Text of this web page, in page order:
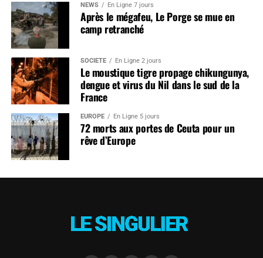
NEWS En Ligne 7 jours
Après le mégafeu, Le Porge se mue en
camp retranché
SOCIÉTÉ En Ligne 2 jours
Le moustique tigre propage chikungunya,
dengue et virus du Nil dans le sud de la
France
EUROPE En Ligne 5 jours
72 morts aux portes de Ceuta pour un
rêve d’Europe